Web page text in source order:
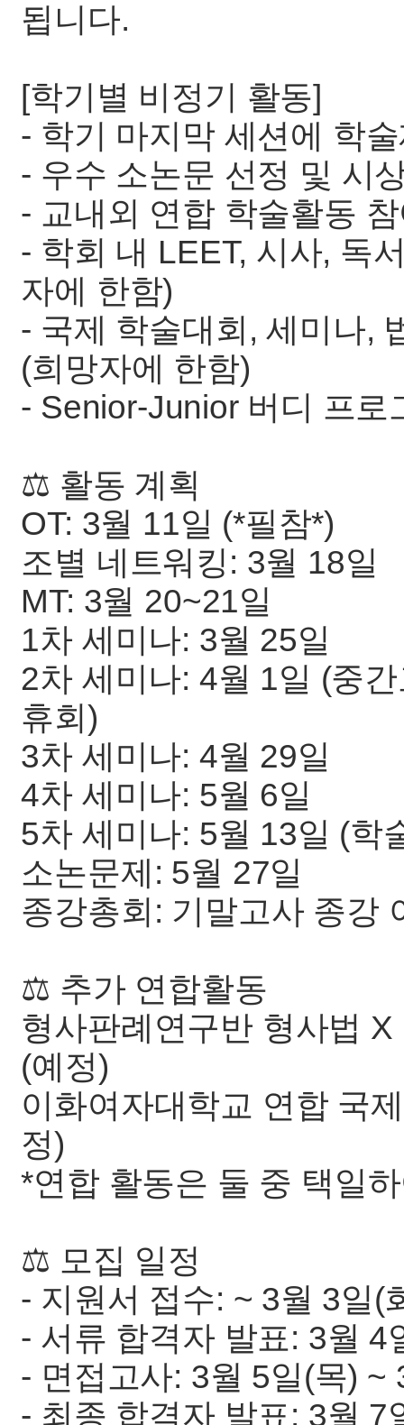
됩니다.
[학기별 비정기 활동]
- 학기 마지막 세션에 학
- 우수 소논문 선정 및 시
- 교내외 연합 학술활동
- 학회 내 LEET, 시사, 독
자에 한함)
- 국제 학술대회, 세미나,
(희망자에 한함)
- Senior-Junior 버디 프로
⚖️ 활동 계획
OT: 3월 11일 (*필참*)
조별 네트워킹: 3월 18일
MT: 3월 20~21일
1차 세미나: 3월 25일
2차 세미나: 4월 1일 (중
휴회)
3차 세미나: 4월 29일
4차 세미나: 5월 6일
5차 세미나: 5월 13일 (학
소논문제: 5월 27일
종강총회: 기말고사 종강
⚖️ 추가 연합활동
형사판례연구반 형사법
(예정)
이화여자대학교 연합 국
정)
*연합 활동은 둘 중 택일
⚖️ 모집 일정
- 지원서 접수: ~ 3월 3일(
- 서류 합격자 발표: 3월 4
- 면접고사: 3월 5일(목) ~
- 최종 합격자 발표: 3월 7